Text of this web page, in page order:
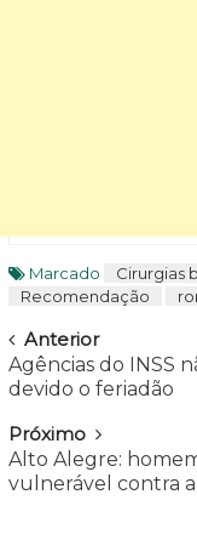
Marcado Cirurgias
Recomendação
Navegar
Anterior
Agências do INSS
devido o feriadão
Próximo
Alto Alegre:
vulnerável contra a